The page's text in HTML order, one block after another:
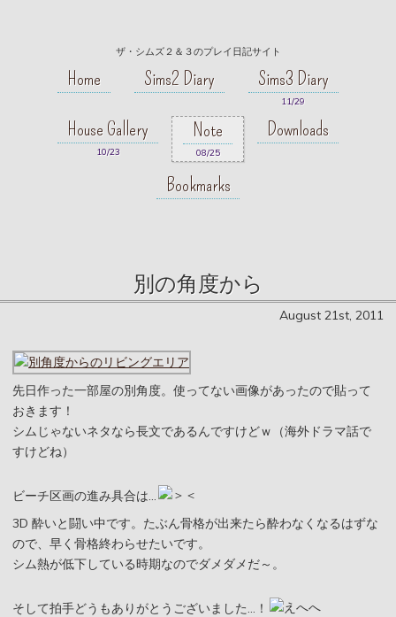
ザ・シムズ２＆３のプレイ日記サイト
Home Sims2 Diary Sims3 Diary
11/29
House Gallery
10/23
Note
08/25
Downloads
Bookmarks
別の角度から
August 21st, 2011
先日作った一部屋の別角度。使ってない画像があったので貼って
おきます！
シムじゃないネタなら長文であるんですけどｗ（海外ドラマ話で
すけどね）
ビーチ区画の進み具合は…
3D 酔いと闘い中です。たぶん骨格が出来たら酔わなくなるはずな
ので、早く骨格終わらせたいです。
シム熱が低下している時期なのでダメダメだ～。
そして拍手どうもありがとうございました…！